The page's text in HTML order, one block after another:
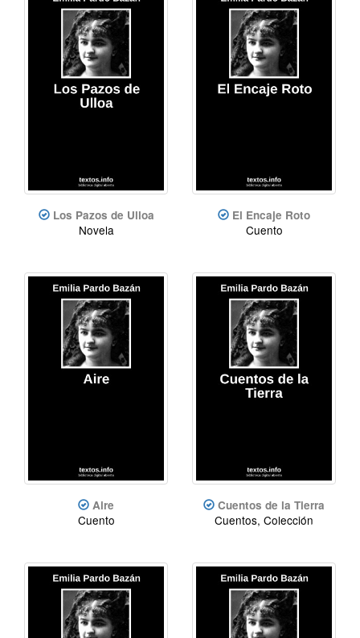
Los Pazos de Ulloa
Novela
El Encaje Roto
Cuento
Aire
Cuento
Cuentos de la Tierra
Cuentos, Colección